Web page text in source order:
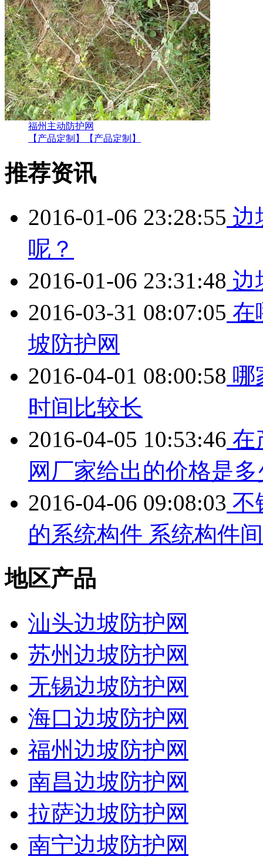
福州主动防护网
【产品定制】
【产品定制】
推荐资讯
2016-01-06 23:28:55 边
呢？
2016-01-06 23:31:48 边
2016-03-31 08:07:05 在
坡防护网
2016-04-01 08:00:58 哪
时间比较长
2016-04-05 10:53:46 在
网厂家给出的价格是多
2016-04-06 09:08:03 不
的系统构件 系统构件
地区产品
汕头边坡防护网
苏州边坡防护网
无锡边坡防护网
海口边坡防护网
福州边坡防护网
南昌边坡防护网
拉萨边坡防护网
南宁边坡防护网